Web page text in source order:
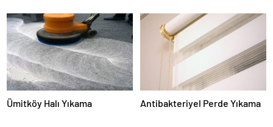
Ümitköy Halı Yıkama Antibakteriyel Perde Yıkama